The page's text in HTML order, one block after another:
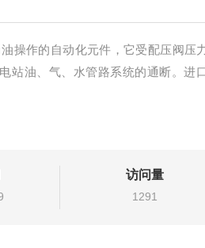
操作的自动化元件，它受配压阀压
站油、气、水管路系统的通断。进
访问量
1291